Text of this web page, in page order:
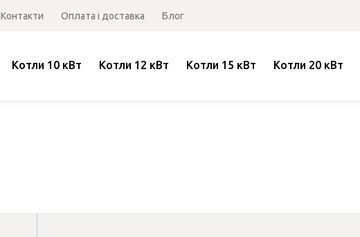
Контакти Оплата і доставка Блог
Котли 10 кВт Котли 12 кВт Котли 15 кВт Котли 20 кВт